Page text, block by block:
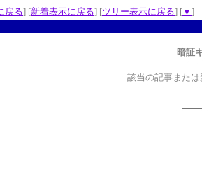
戻る] [新着表示に戻る] [ツリー表示に戻る] [▼ ]
暗証
該当の記事また